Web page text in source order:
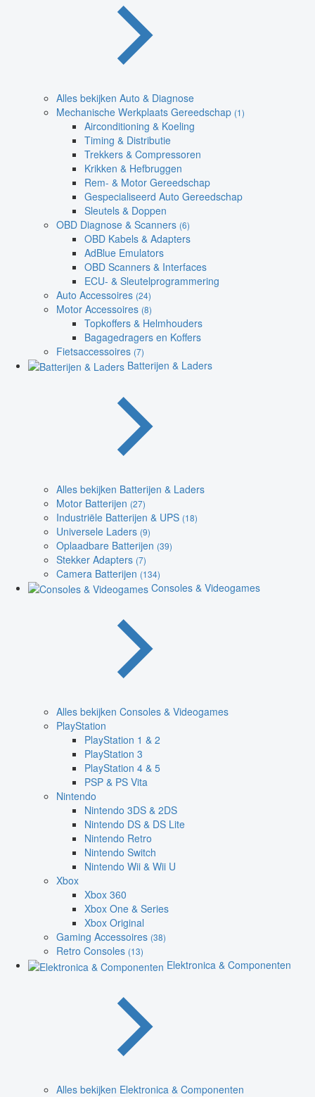
Alles bekijken Auto & Diagnose
Mechanische Werkplaats Gereedschap (1)
Airconditioning & Koeling
Timing & Distributie
Trekkers & Compressoren
Krikken & Hefbruggen
Rem- & Motor Gereedschap
Gespecialiseerd Auto Gereedschap
Sleutels & Doppen
OBD Diagnose & Scanners (6)
OBD Kabels & Adapters
AdBlue Emulators
OBD Scanners & Interfaces
ECU- & Sleutelprogrammering
Auto Accessoires (24)
Motor Accessoires (8)
Topkoffers & Helmhouders
Bagagedragers en Koffers
Fietsaccessoires (7)
Batterijen & Laders
Alles bekijken Batterijen & Laders
Motor Batterijen (27)
Industriële Batterijen & UPS (18)
Universele Laders (9)
Oplaadbare Batterijen (39)
Stekker Adapters (7)
Camera Batterijen (134)
Consoles & Videogames
Alles bekijken Consoles & Videogames
PlayStation
PlayStation 1 & 2
PlayStation 3
PlayStation 4 & 5
PSP & PS Vita
Nintendo
Nintendo 3DS & 2DS
Nintendo DS & DS Lite
Nintendo Retro
Nintendo Switch
Nintendo Wii & Wii U
Xbox
Xbox 360
Xbox One & Series
Xbox Original
Gaming Accessoires (38)
Retro Consoles (13)
Elektronica & Componenten
Alles bekijken Elektronica & Componenten